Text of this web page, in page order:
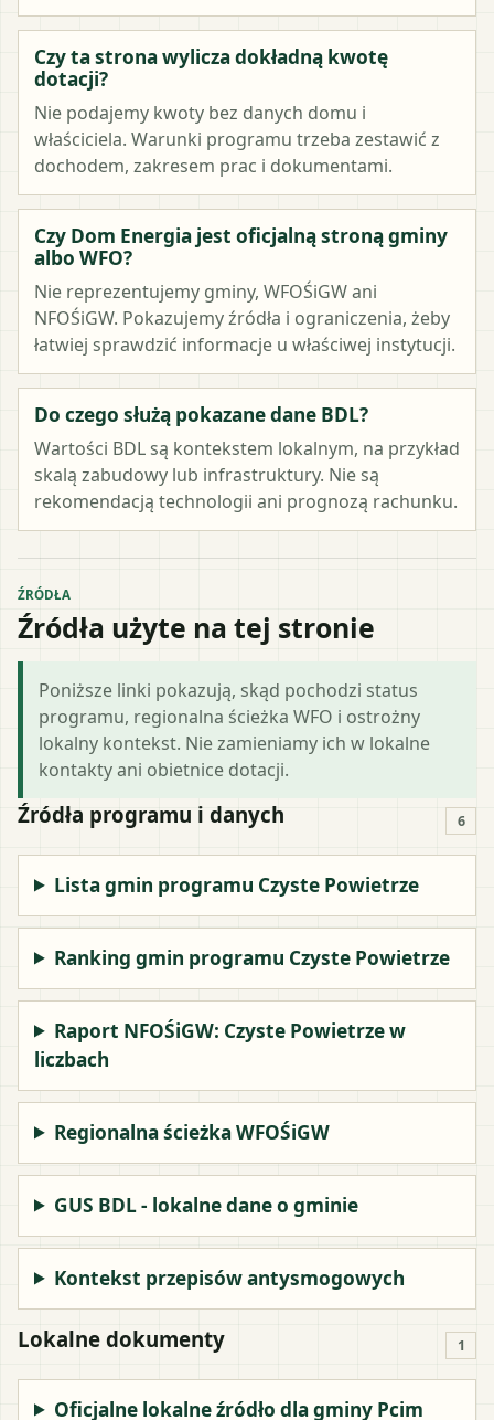
Czy ta strona wylicza dokładną kwotę
dotacji?
Nie podajemy kwoty bez danych domu i
właściciela. Warunki programu trzeba zestawić z
dochodem, zakresem prac i dokumentami.
Czy Dom Energia jest oficjalną stroną gminy
albo WFO?
Nie reprezentujemy gminy, WFOŚiGW ani
NFOŚiGW. Pokazujemy źródła i ograniczenia, żeby
łatwiej sprawdzić informacje u właściwej instytucji.
Do czego służą pokazane dane BDL?
Wartości BDL są kontekstem lokalnym, na przykład
skalą zabudowy lub infrastruktury. Nie są
rekomendacją technologii ani prognozą rachunku.
ŹRÓDŁA
Źródła użyte na tej stronie
Poniższe linki pokazują, skąd pochodzi status
programu, regionalna ścieżka WFO i ostrożny
lokalny kontekst. Nie zamieniamy ich w lokalne
kontakty ani obietnice dotacji.
Źródła programu i danych 6
Lista gmin programu Czyste Powietrze
Ranking gmin programu Czyste Powietrze
Raport NFOŚiGW: Czyste Powietrze w
liczbach
Regionalna ścieżka WFOŚiGW
GUS BDL - lokalne dane o gminie
Kontekst przepisów antysmogowych
Lokalne dokumenty 1
Oficjalne lokalne źródło dla gminy Pcim